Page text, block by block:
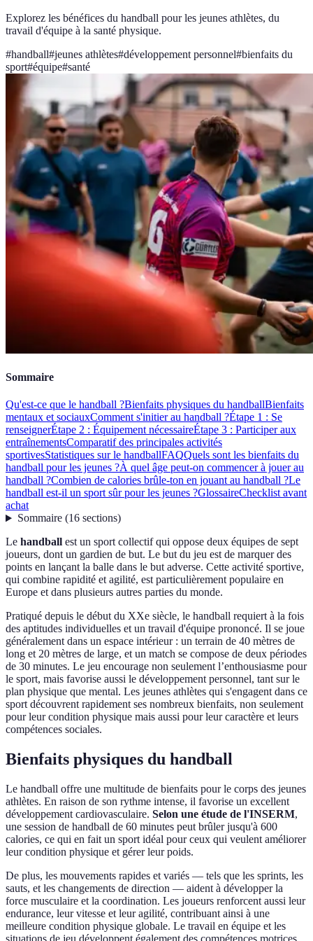
Explorez les bénéfices du handball pour les jeunes athlètes, du
travail d'équipe à la santé physique.
#handball#jeunes athlètes#développement personnel#bienfaits du
sport#équipe#santé
Sommaire
Qu'est-ce que le handball ?Bienfaits physiques du handballBienfaits
mentaux et sociauxComment s'initier au handball ?Étape 1 : Se
renseignerÉtape 2 : Équipement nécessaireÉtape 3 : Participer aux
entraînementsComparatif des principales activités
sportivesStatistiques sur le handballFAQQuels sont les bienfaits du
handball pour les jeunes ?À quel âge peut-on commencer à jouer au
handball ?Combien de calories brûle-ton en jouant au handball ?Le
handball est-il un sport sûr pour les jeunes ?GlossaireChecklist avant
achat
Sommaire(16 sections)
Le handball est un sport collectif qui oppose deux équipes de sept
joueurs, dont un gardien de but. Le but du jeu est de marquer des
points en lançant la balle dans le but adverse. Cette activité sportive,
qui combine rapidité et agilité, est particulièrement populaire en
Europe et dans plusieurs autres parties du monde.
Pratiqué depuis le début du XXe siècle, le handball requiert à la fois
des aptitudes individuelles et un travail d'équipe prononcé. Il se joue
généralement dans un espace intérieur : un terrain de 40 mètres de
long et 20 mètres de large, et un match se compose de deux périodes
de 30 minutes. Le jeu encourage non seulement l’enthousiasme pour
le sport, mais favorise aussi le développement personnel, tant sur le
plan physique que mental. Les jeunes athlètes qui s'engagent dans ce
sport découvrent rapidement ses nombreux bienfaits, non seulement
pour leur condition physique mais aussi pour leur caractère et leurs
compétences sociales.
Bienfaits physiques du handball
Le handball offre une multitude de bienfaits pour le corps des jeunes
athlètes. En raison de son rythme intense, il favorise un excellent
développement cardiovasculaire. Selon une étude de l'INSERM,
une session de handball de 60 minutes peut brûler jusqu'à 600
calories, ce qui en fait un sport idéal pour ceux qui veulent améliorer
leur condition physique et gérer leur poids.
De plus, les mouvements rapides et variés — tels que les sprints, les
sauts, et les changements de direction — aident à développer la
force musculaire et la coordination. Les joueurs renforcent aussi leur
endurance, leur vitesse et leur agilité, contribuant ainsi à une
meilleure condition physique globale. Le travail en équipe et les